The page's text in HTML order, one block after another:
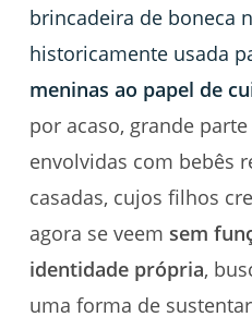
brincadeira de boneca
historicamente usada
meninas ao papel de
por acaso, grande
envolvidas com bebês
casadas, cujos filhos
agora se veem sem
identidade própria,
uma forma de